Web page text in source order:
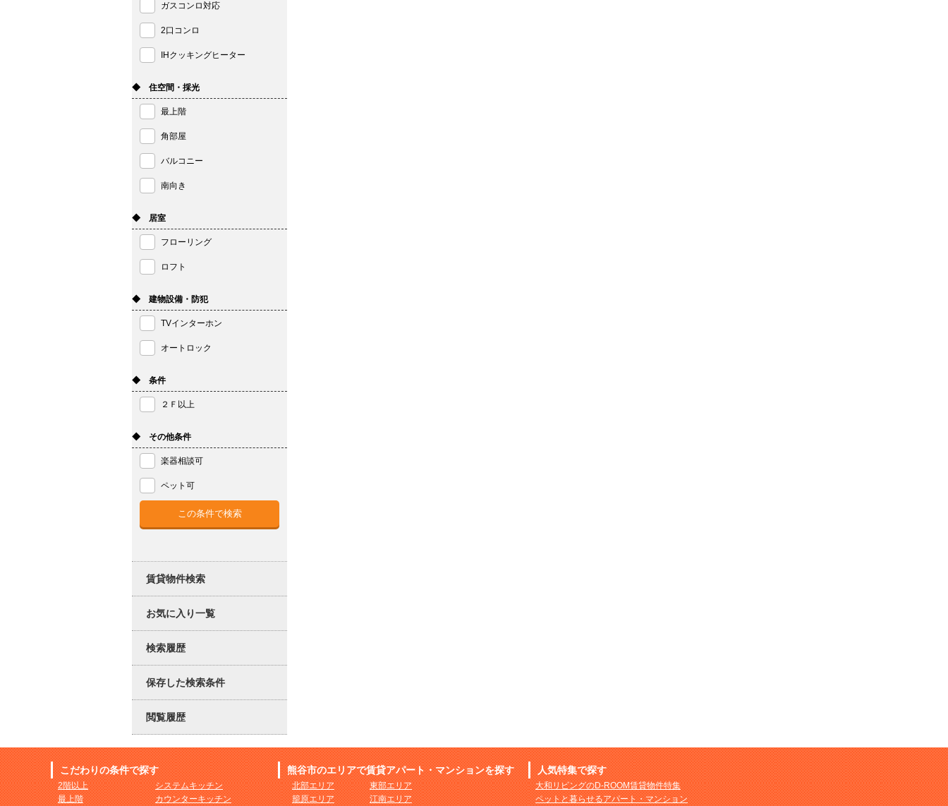
ガスコンロ対応
2口コンロ
IHクッキングヒーター
◆ 住空間・採光
最上階
角部屋
バルコニー
南向き
◆ 居室
フローリング
ロフト
◆ 建物設備・防犯
TVインターホン
オートロック
◆ 条件
２Ｆ以上
◆ その他条件
楽器相談可
ペット可
賃貸物件検索
お気に入り一覧
検索履歴
保存した検索条件
閲覧履歴
こだわりの条件で探す
2階以上
最上階
システムキッチン
カウンターキッチン
熊谷市のエリアで賃貸アパート・マンションを探す
北部エリア
籠原エリア
東部エリア
江南エリア
人気特集で探す
大和リビングのD-ROOM賃貸物件特集
ペットと暮らせるアパート・マンション